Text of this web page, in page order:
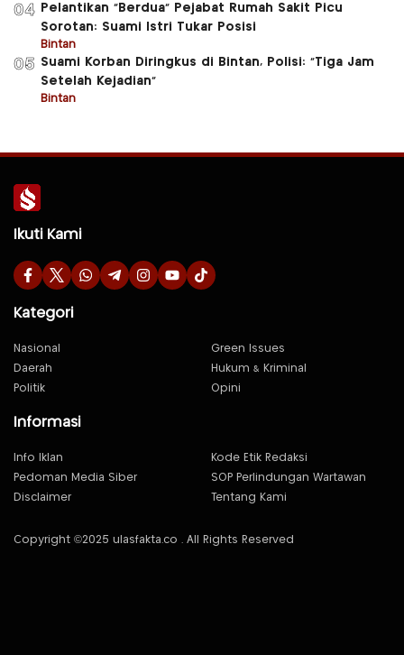
04
Pelantikan “Berdua” Pejabat Rumah Sakit Picu
Sorotan: Suami Istri Tukar Posisi
Bintan
05 Suami Korban Diringkus di Bintan, Polisi: “Tiga Jam
Setelah Kejadian”
Bintan
Ikuti Kami
Kategori
Nasional
Green Issues
Daerah
Hukum & Kriminal
Politik
Opini
Informasi
Info Iklan
Kode Etik Redaksi
Pedoman Media Siber
SOP Perlindungan Wartawan
Disclaimer
Tentang Kami
Copyright ©2025 ulasfakta.co . All Rights Reserved